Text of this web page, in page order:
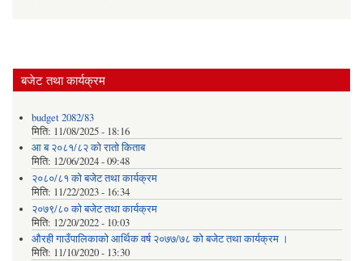
बजेट तथा कार्यक्रम
budget 2082/83
मिति: 11/08/2025 - 18:16
आ ब २०८१/८२ काे राताे किताब
मिति: 12/06/2024 - 09:48
२०८०/८१ को बजेट तथा कार्यक्रम
मिति: 11/22/2023 - 16:34
२०७९/८० को बजेट तथा कार्यक्रम
मिति: 12/20/2022 - 10:03
औरही गाउँपालिकाको आर्थिक वर्ष २०७७/७८ को बजेट तथा कार्यक्रम ।
मिति: 11/10/2020 - 13:30